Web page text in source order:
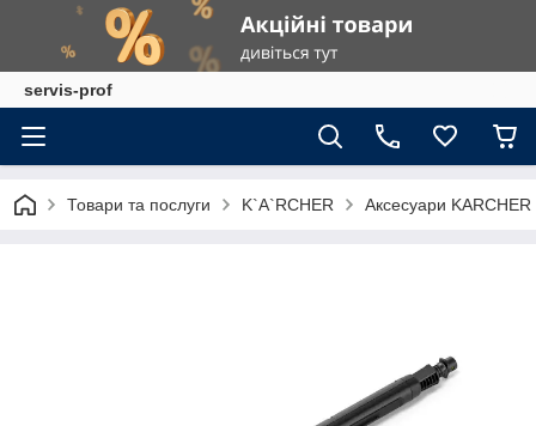
servis-prof
Товари та послуги K`A`RCHER Аксесуари KARCHER